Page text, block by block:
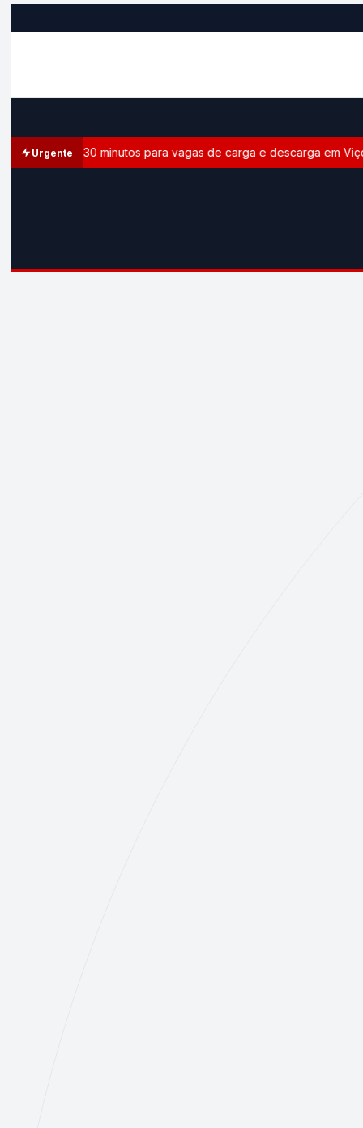
Urgente
limite de 30 minutos para vagas de carga e descarga em Viçosa